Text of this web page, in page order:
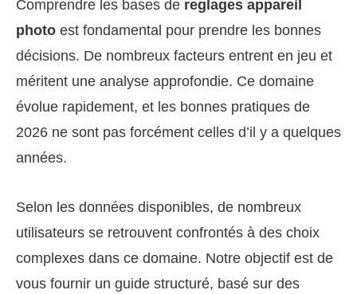
Comprendre les bases de reglages appareil
photo est fondamental pour prendre les bonnes
décisions. De nombreux facteurs entrent en jeu et
méritent une analyse approfondie. Ce domaine
évolue rapidement, et les bonnes pratiques de
2026 ne sont pas forcément celles d’il y a quelques
années.
Selon les données disponibles, de nombreux
utilisateurs se retrouvent confrontés à des choix
complexes dans ce domaine. Notre objectif est de
vous fournir un guide structuré, basé sur des